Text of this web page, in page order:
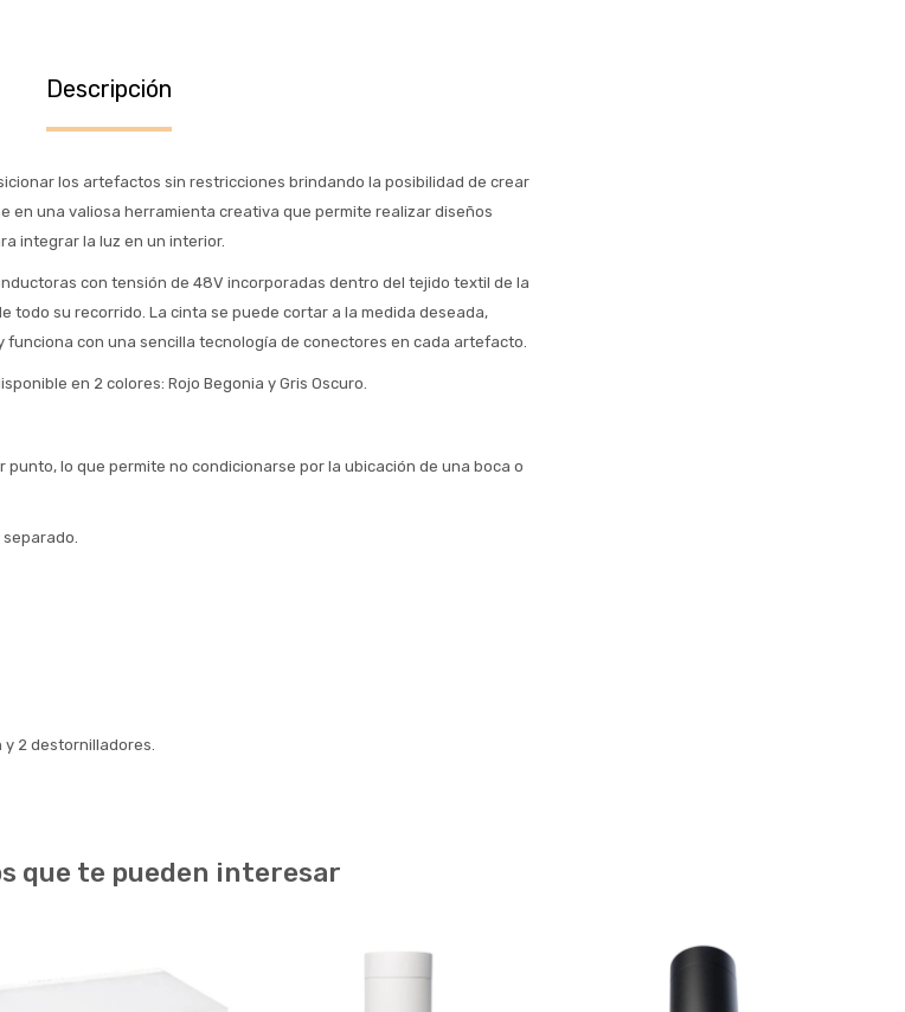
Descripción
los artefactos sin restricciones brindando la posibilidad de crear
en una valiosa herramienta creativa que permite realizar diseños
integrar la luz en un interior.
con tensión de 48V incorporadas dentro del tejido textil de la
todo su recorrido. La cinta se puede cortar a la medida deseada,
funciona con una sencilla tecnología de conectores en cada artefacto.
en 2 colores: Rojo Begonia y Gris Oscuro.
lo que permite no condicionarse por la ubicación de una boca o
y 2 destornilladores.
que te pueden interesar